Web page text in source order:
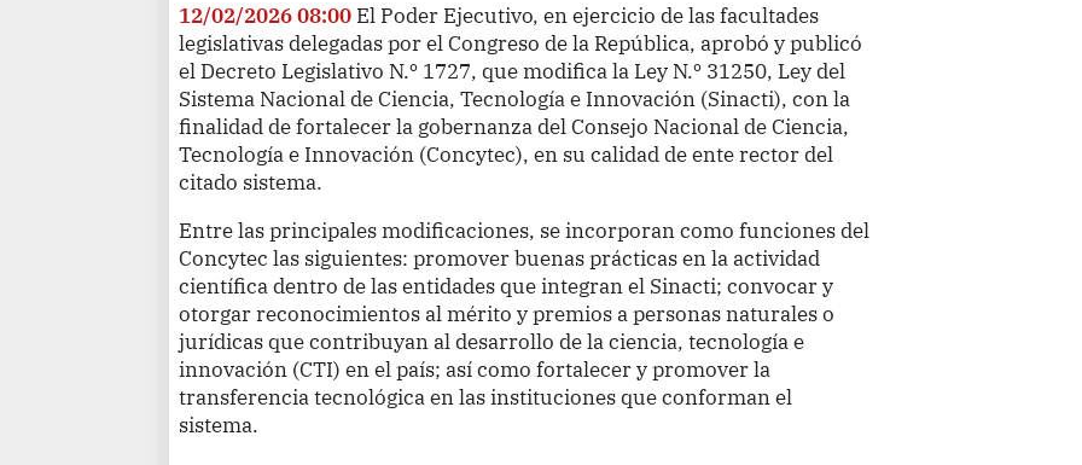
12/02/2026 08:00 El Poder Ejecutivo, en ejercicio de las facultades
legislativas delegadas por el Congreso de la República, aprobó y publicó
el Decreto Legislativo N.º 1727, que modifica la Ley N.º 31250, Ley del
Sistema Nacional de Ciencia, Tecnología e Innovación (Sinacti), con la
finalidad de fortalecer la gobernanza del Consejo Nacional de Ciencia,
Tecnología e Innovación (Concytec), en su calidad de ente rector del
citado sistema.
Entre las principales modificaciones, se incorporan como funciones del
Concytec las siguientes: promover buenas prácticas en la actividad
científica dentro de las entidades que integran el Sinacti; convocar y
otorgar reconocimientos al mérito y premios a personas naturales o
jurídicas que contribuyan al desarrollo de la ciencia, tecnología e
innovación (CTI) en el país; así como fortalecer y promover la
transferencia tecnológica en las instituciones que conforman el
sistema.